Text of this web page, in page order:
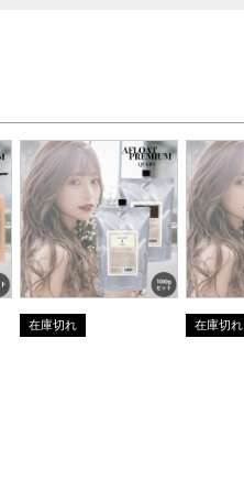
在庫切れ 在庫切れ